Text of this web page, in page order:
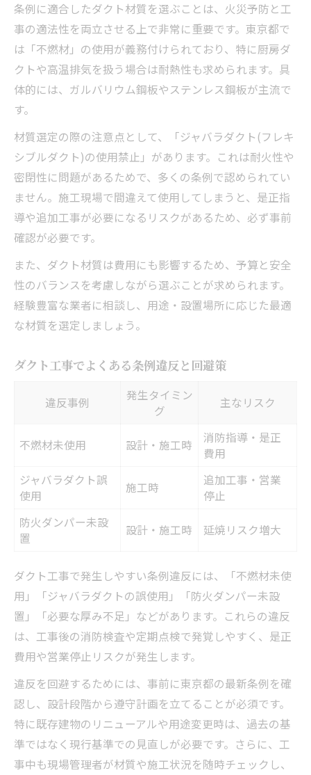
条例に適合したダクト材質を選ぶことは、火災予防と工
事の適法性を両立させる上で非常に重要です。東京都で
は「不燃材」の使用が義務付けられており、特に厨房ダ
クトや高温排気を扱う場合は耐熱性も求められます。具
体的には、ガルバリウム鋼板やステンレス鋼板が主流で
す。
材質選定の際の注意点として、「ジャバラダクト(フレキ
シブルダクト)の使用禁止」があります。これは耐火性や
密閉性に問題があるためで、多くの条例で認められてい
ません。施工現場で間違えて使用してしまうと、是正指
導や追加工事が必要になるリスクがあるため、必ず事前
確認が必要です。
また、ダクト材質は費用にも影響するため、予算と安全
性のバランスを考慮しながら選ぶことが求められます。
経験豊富な業者に相談し、用途・設置場所に応じた最適
な材質を選定しましょう。
ダクト工事でよくある条例違反と回避策
違反事例
発生タイミン
グ
主なリスク
不燃材未使用 設計・施工時
消防指導・是正
費用
ジャバラダクト誤
使用
施工時
追加工事・営業
停止
防火ダンパー未設
置
設計・施工時 延焼リスク増大
ダクト工事で発生しやすい条例違反には、「不燃材未使
用」「ジャバラダクトの誤使用」「防火ダンパー未設
置」「必要な厚み不足」などがあります。これらの違反
は、工事後の消防検査や定期点検で発覚しやすく、是正
費用や営業停止リスクが発生します。
違反を回避するためには、事前に東京都の最新条例を確
認し、設計段階から遵守計画を立てることが必須です。
特に既存建物のリニューアルや用途変更時は、過去の基
準ではなく現行基準での見直しが必要です。さらに、工
事中も現場管理者が材質や施工状況を随時チェックし、